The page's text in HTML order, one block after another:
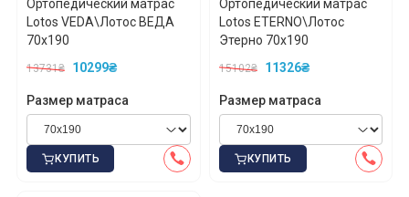
Ортопедический матрас
Lotos VEDA\Лотос ВЕДА
70x190
13731₴ 10299₴
Размер матраса
КУПИТЬ
Ортопедический матрас
Lotos ETERNO\Лотос
Этерно 70x190
15102₴ 11326₴
Размер матраса
КУПИТЬ